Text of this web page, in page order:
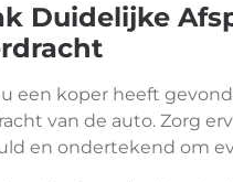
Duidelijke
u een koper heeft
van de auto. Zorg
en ondertekend om